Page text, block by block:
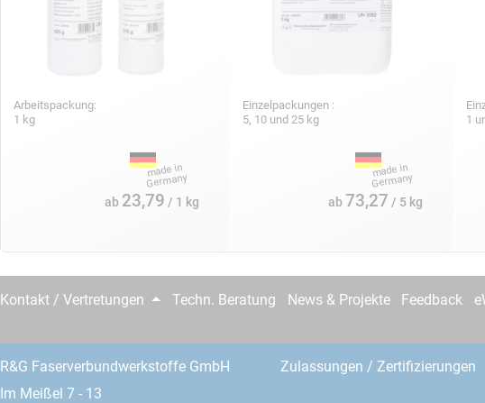
Arbeitspackung:
1 kg
ab 23,79 / 1 kg
Einzelpackungen :
5, 10 und 25 kg
ab 73,27 / 5 kg
1
Kontakt / Vertretungen Techn. Beratung News & Projekte Feedback
R&G Faserverbundwerkstoffe GmbH
Im Meißel 7 - 13
Zulassungen / Zertifizierungen